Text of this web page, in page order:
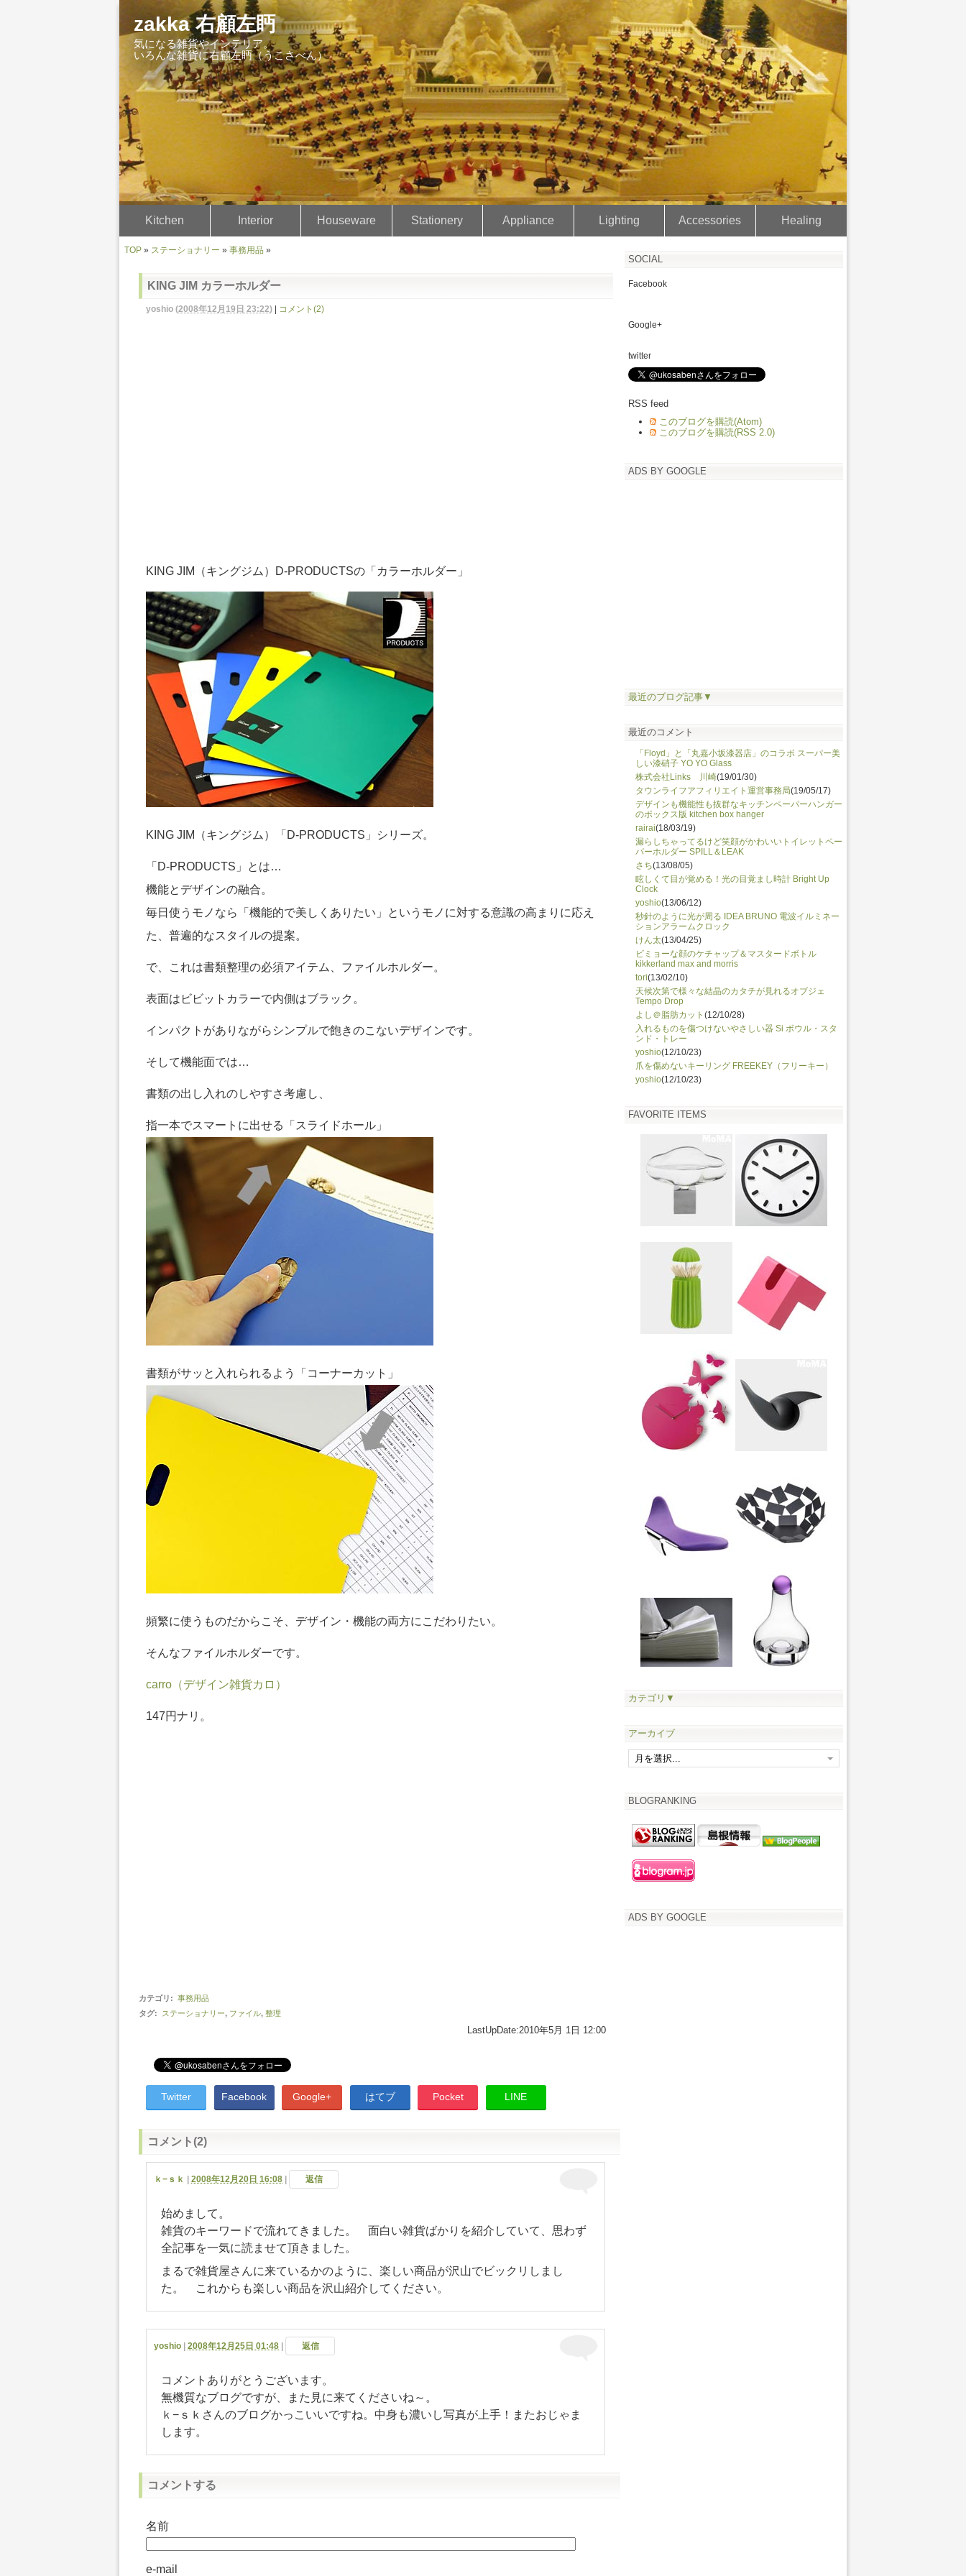
zakka 右顧左眄
気になる雑貨やインテリア。
いろんな雑貨に右顧左眄（うこさべん）
Kitchen Interior Houseware Stationery Appliance Lighting Accessories Healing
TOP » ステーショナリー » 事務用品 »
KING JIM カラーホルダー
yoshio (2008年12月19日 23:22) コメント(2)
KING JIM（キングジム）D-PRODUCTSの「カラーホルダー」
KING JIM（キングジム）「D-PRODUCTS」シリーズ。
「D-PRODUCTS」とは…
機能とデザインの融合。
毎日使うモノなら「機能的で美しくありたい」というモノに対する意識の高まりに応え
た、普遍的なスタイルの提案。
で、これは書類整理の必須アイテム、ファイルホルダー。
表面はビビットカラーで内側はブラック。
インパクトがありながらシンプルで飽きのこないデザインです。
そして機能面では…
書類の出し入れのしやすさ考慮し、
指一本でスマートに出せる「スライドホール」
書類がサッと入れられるよう「コーナーカット」
頻繁に使うものだからこそ、デザイン・機能の両方にこだわりたい。
そんなファイルホルダーです。
carro（デザイン雑貨カロ）
147円ナリ。
カテゴリ : 事務用品
タグ: ステーショナリー, ファイル, 整理
LastUpDate:2010年5月 1日 12:00
Twitter Facebook Google+ はてブ Pocket LINE
コメント(2)
ｋ−ｓｋ | 2008年12月20日 16:08 | 返信
始めまして。
雑貨のキーワードで流れてきました。 面白い雑貨ばかりを紹介していて、思わず
全記事を一気に読ませて頂きました。
まるで雑貨屋さんに来ているかのように、楽しい商品が沢山でビックリしまし
た。 これからも楽しい商品を沢山紹介してください。
yoshio | 2008年12月25日 01:48 | 返信
コメントありがとうございます。
無機質なブログですが、また見に来てくださいね～。
ｋ−ｓｋさんのブログかっこいいですね。中身も濃いし写真が上手！またおじゃま
します。
コメントする
名前
e-mail
SOCIAL
Facebook
Google+
twitter
RSS feed
このブログを購読(Atom)
このブログを購読(RSS 2.0)
ADS BY GOOGLE
最近のブログ記事▼
最近のコメント
「Floyd」と「丸嘉小坂漆器店」のコラボ スーパー美
しい漆硝子 YO YO Glass
株式会社Links 川崎(19/01/30)
タウンライフアフィリエイト運営事務局(19/05/17)
デザインも機能性も抜群なキッチンペーパーハンガー
のボックス版 kitchen box hanger
rairai(18/03/19)
漏らしちゃってるけど笑顔がかわいいトイレットペー
パーホルダー SPILL＆LEAK
さち(13/08/05)
眩しくて目が覚める！光の目覚まし時計 Bright Up
Clock
yoshio(13/06/12)
秒針のように光が周る IDEA BRUNO 電波イルミネー
ションアラームクロック
けん太(13/04/25)
ビミョーな顔のケチャップ＆マスタードボトル
kikkerland max and morris
tori(13/02/10)
天候次第で様々な結晶のカタチが見れるオブジェ
Tempo Drop
よし＠脂肪カット (12/10/28)
入れるものを傷つけないやさしい器 Si ボウル・スタ
ンド・トレー
yoshio(12/10/23)
爪を傷めないキーリング FREEKEY（フリーキー）
yoshio(12/10/23)
FAVORITE ITEMS
カテゴリ▼
アーカイブ
BLOGRANKING
ADS BY GOOGLE